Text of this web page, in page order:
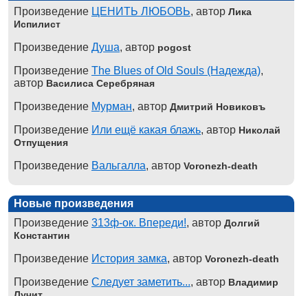
Произведение ЦЕНИТЬ ЛЮБОВЬ, автор Лика
Испилист
Произведение Душа, автор pogost
Произведение The Blues of Old Souls (Надежда),
автор Василиса Серебряная
Произведение Мурман, автор Дмитрий Новиковъ
Произведение Или ещё какая блажь, автор Николай
Отпущения
Произведение Вальгалла, автор Voronezh-death
Новые произведения
Произведение 313ф-ок. Впереди!, автор Долгий
Константин
Произведение История замка, автор Voronezh-death
Произведение Следует заметить..., автор Владимир